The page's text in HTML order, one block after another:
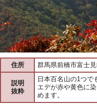
住所 群馬県前橋市富士
説明
抜粋
日本百名山の1つで
エデが赤や黄色に
めます。